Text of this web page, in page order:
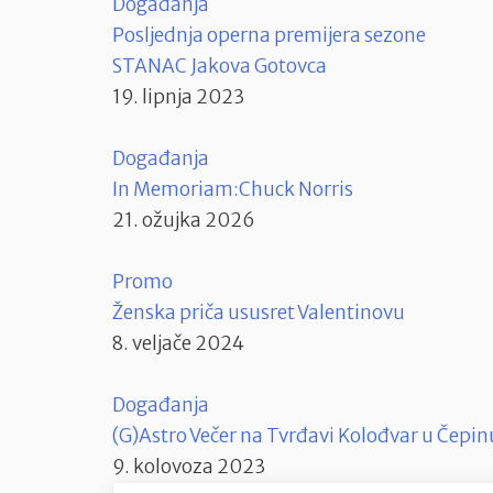
Posljednja operna premijera sezone
STANAC Jakova Gotovca
19. lipnja 2023
Događanja
In Memoriam:Chuck Norris
21. ožujka 2026
Promo
Ženska priča ususret Valentinovu
8. veljače 2024
Događanja
(G)Astro Večer na Tvrđavi Kolođvar u
9. kolovoza 2023